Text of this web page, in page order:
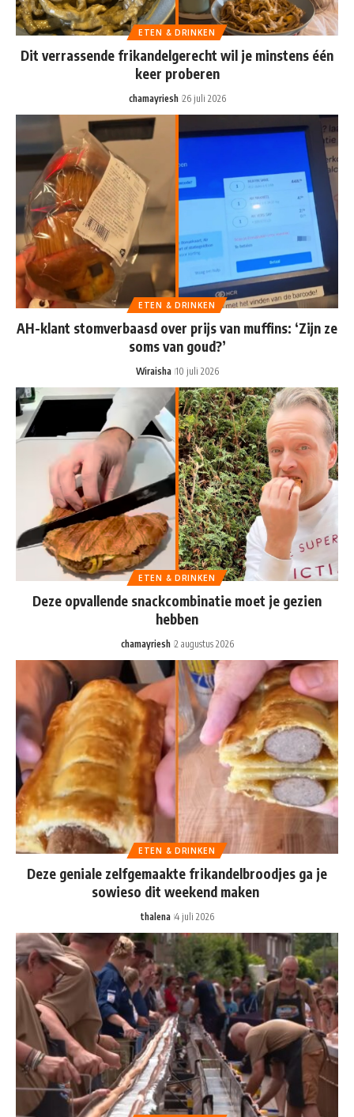
ETEN & DRINKEN
Dit verrassende frikandelgerecht wil je minstens één
keer proberen
chamayriesh 26 juli 2026
ETEN & DRINKEN
AH-klant stomverbaasd over prijs van muffins: ‘Zijn ze
soms van goud?’
Wiraisha 10 juli 2026
ETEN & DRINKEN
Deze opvallende snackcombinatie moet je gezien
hebben
chamayriesh 2 augustus 2026
ETEN & DRINKEN
Deze geniale zelfgemaakte frikandelbroodjes ga je
sowieso dit weekend maken
thalena 4 juli 2026